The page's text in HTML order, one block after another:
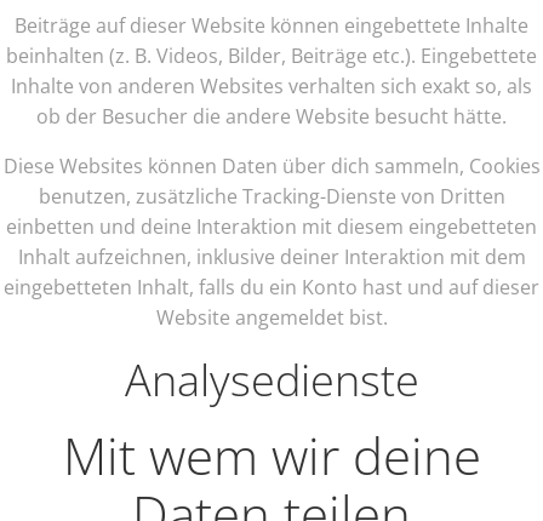
Beiträge auf dieser Website können eingebettete Inhalte
beinhalten (z. B. Videos, Bilder, Beiträge etc.). Eingebettete
Inhalte von anderen Websites verhalten sich exakt so, als
ob der Besucher die andere Website besucht hätte.
Diese Websites können Daten über dich sammeln, Cookies
benutzen, zusätzliche Tracking-Dienste von Dritten
einbetten und deine Interaktion mit diesem eingebetteten
Inhalt aufzeichnen, inklusive deiner Interaktion mit dem
eingebetteten Inhalt, falls du ein Konto hast und auf dieser
Website angemeldet bist.
Analysedienste
Mit wem wir deine